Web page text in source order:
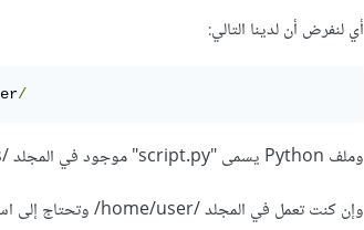
أي لنفرض أن لدينا التالي:
/
وملف Python يسمى "script.py" موجود في المجلد /home/user/scripts/